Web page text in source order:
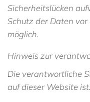
Sicherheitslücken
Schutz der Daten
möglich.
Hinweis zur
Die verantwortliche
auf dieser Website ist: